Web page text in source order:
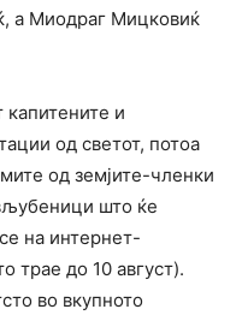
а Миодраг Мицковиќ
и
од светот, потоа
од земјите-членки
што ќе
на интернет-
трае до 10 август).
во вкупното